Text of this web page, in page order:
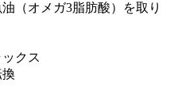
（オメガ3脂肪酸）を取り
クス